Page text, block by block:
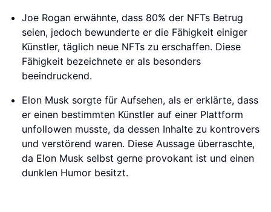
Joe Rogan erwähnte, dass 80% der NFTs Betrug
seien, jedoch bewunderte er die Fähigkeit einiger
Künstler, täglich neue NFTs zu erschaffen. Diese
Fähigkeit bezeichnete er als besonders
beeindruckend.
Elon Musk sorgte für Aufsehen, als er erklärte, dass
er einen bestimmten Künstler auf einer Plattform
unfollowen musste, da dessen Inhalte zu kontrovers
und verstörend waren. Diese Aussage überraschte,
da Elon Musk selbst gerne provokant ist und einen
dunklen Humor besitzt.